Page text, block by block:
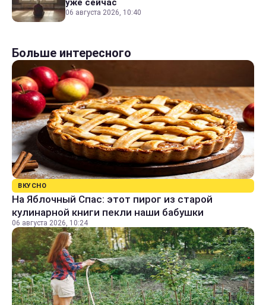
уже сейчас
06 августа 2026, 10:40
Больше интересного
ВКУСНО
На Яблочный Спас: этот пирог из старой
кулинарной книги пекли наши бабушки
06 августа 2026, 10:24